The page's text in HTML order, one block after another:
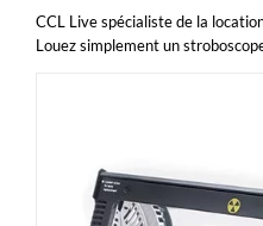
CCL Live spécialiste de la
Louez simplement un